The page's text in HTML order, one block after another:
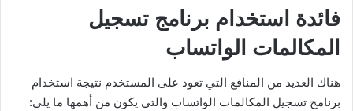
فائدة استخدام برنامج تسجيل
المكالمات الواتساب
هناك العديد من المنافع التي تعود على المستخدم نتيجة استخدام
برنامج تسجيل المكالمات الواتساب والتي يكون من أهمها ما يلي: